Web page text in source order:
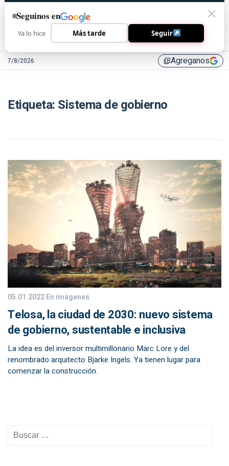
7/8/2026 library_addAgreganos
Etiqueta: Sistema de gobierno
05.01.2022En imágenes
Telosa, la ciudad de 2030: nuevo sistema
de gobierno, sustentable e inclusiva
La idea es del inversor multimillonario Marc Lore y del
renombrado arquitecto Bjarke Ingels. Ya tienen lugar para
comenzar la construcción.
Seguinos en
Ya lo hice Más tarde Seguir